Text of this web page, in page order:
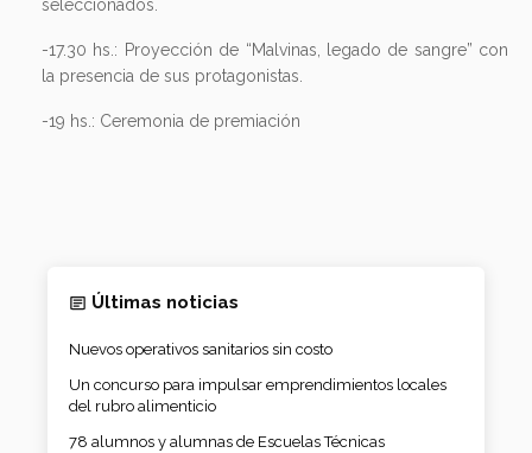
seleccionados.
-17.30 hs.: Proyección de “Malvinas, legado de sangre” con
la presencia de sus protagonistas.
-19 hs.: Ceremonia de premiación
Últimas noticias
Nuevos operativos sanitarios sin costo
Un concurso para impulsar emprendimientos locales
del rubro alimenticio
78 alumnos y alumnas de Escuelas Técnicas